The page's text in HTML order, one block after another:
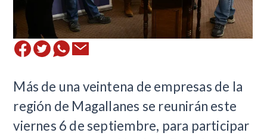
​Más de una veintena de empresas de la
región de Magallanes se reunirán este
viernes 6 de septiembre, para participar